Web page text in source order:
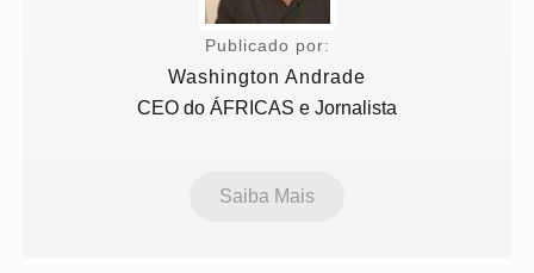
Publicado por:
Washington Andrade
CEO do ÁFRICAS e Jornalista
Saiba Mais